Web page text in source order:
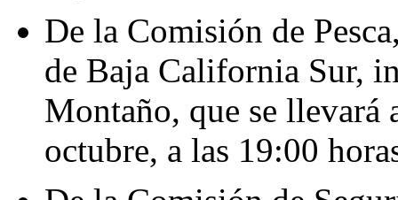
De la Comisión de
de Baja California Sur,
Montaño, que se llevará
octubre, a las 19:00